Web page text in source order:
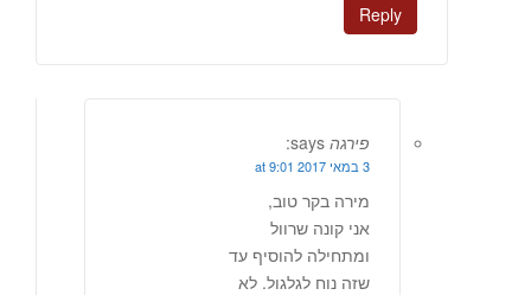
Reply
פירגה says:
3 במאי 2017 at 9:01
מירה בקר טוב,
אני קונה שרוול
ומתחילה להוסיף עד
שזה נוח לגלגול. לא